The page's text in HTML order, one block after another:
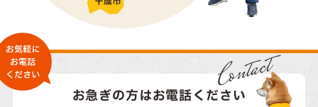
Contact
お急ぎの方はお電話ください